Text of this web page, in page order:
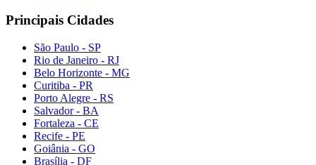
Principais Cidades
São Paulo - SP
Rio de Janeiro - RJ
Belo Horizonte - MG
Curitiba - PR
Porto Alegre - RS
Salvador - BA
Fortaleza - CE
Recife - PE
Goiânia - GO
Brasília - DF